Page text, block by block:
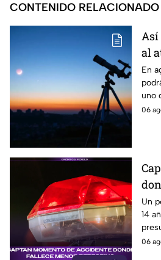
CONTENIDO RELACIONADO
Así
al
En
uno
06
Un
14
06